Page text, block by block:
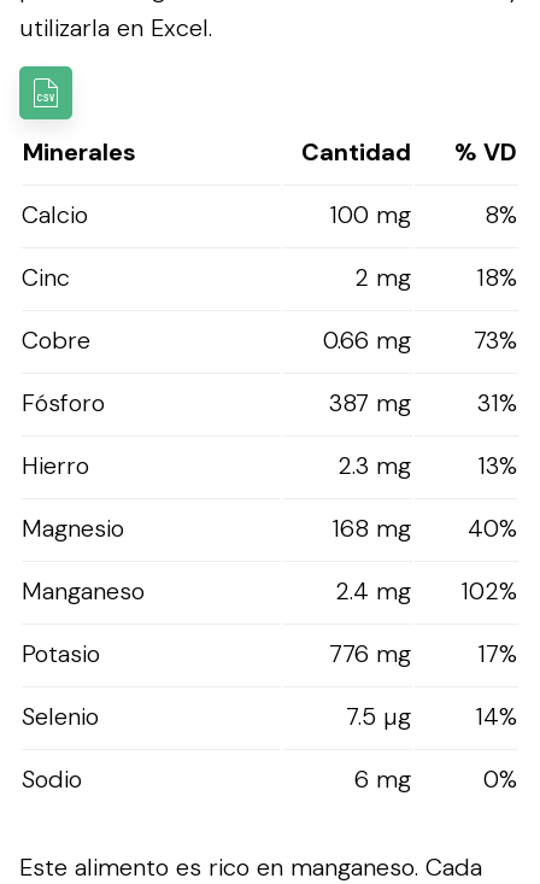
utilizarla en Excel.
Minerales Cantidad
% VD
Calcio
100 mg
8%
Cinc
2 mg
18%
Cobre
0.66 mg
73%
Fósforo
387 mg
31%
Hierro
2.3 mg
13%
Magnesio
168 mg
40%
Manganeso
2.4 mg
102%
Potasio
776 mg
17%
Selenio
7.5 µg
14%
Sodio
6 mg 0%
Este alimento es rico en manganeso. Cada